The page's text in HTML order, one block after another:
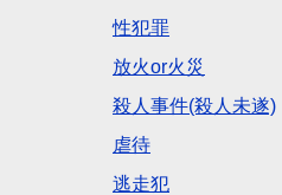
性犯罪
放火or火災
殺人事件(殺人未遂)
虐待
逃走犯